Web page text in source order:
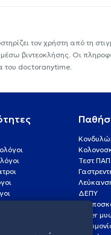
τον χρήστη από τη
βιντεοκλήσης. Οι
του doctoranytime.
Τεστ ΠΑΠ
ΔΕΠΥ
Laser